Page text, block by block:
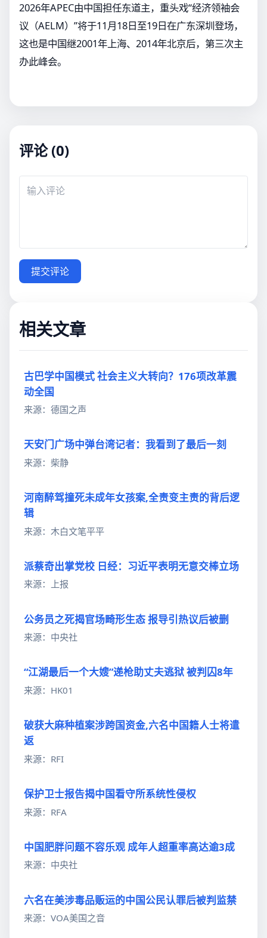
2026年APEC由中国担任东道主，重头戏“经济领袖会
议（AELM）”将于11月18日至19日在广东深圳登场，
这也是中国继2001年上海、2014年北京后，第三次主
办此峰会。
评论 (0)
提交评论
相关文章
古巴学中国模式 社会主义大转向？176项改革震
动全国
来源：德国之声
天安门广场中弹台湾记者：我看到了最后一刻
来源：柴静
河南醉驾撞死未成年女孩案,全责变主责的背后逻
辑
来源：木白文笔平平
派蔡奇出掌党校 日经：习近平表明无意交棒立场
来源：上报
公务员之死揭官场畸形生态 报导引热议后被删
来源：中央社
“江湖最后一个大嫂”递枪助丈夫逃狱 被判囚8年
来源：HK01
破获大麻种植案涉跨国资金,六名中国籍人士将遣
返
来源：RFI
保护卫士报告揭中国看守所系统性侵权
来源：RFA
中国肥胖问题不容乐观 成年人超重率高达逾3成
来源：中央社
六名在美涉毒品贩运的中国公民认罪后被判监禁
来源：VOA美国之音